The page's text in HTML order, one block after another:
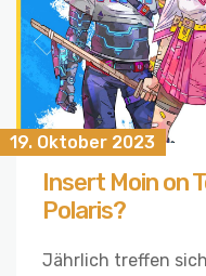
19. Oktober 2023
Insert Moin on
Polaris?
Jährlich treffen